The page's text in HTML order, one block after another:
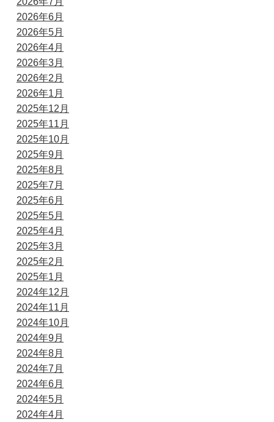
2026年6月
2026年5月
2026年4月
2026年3月
2026年2月
2026年1月
2025年12月
2025年11月
2025年10月
2025年9月
2025年8月
2025年7月
2025年6月
2025年5月
2025年4月
2025年3月
2025年2月
2025年1月
2024年12月
2024年11月
2024年10月
2024年9月
2024年8月
2024年7月
2024年6月
2024年5月
2024年4月